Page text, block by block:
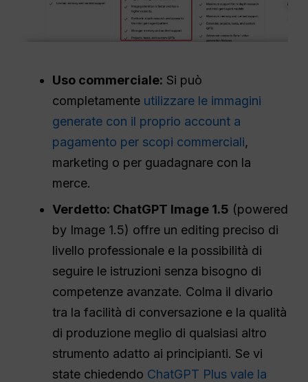
Uso commerciale: Si può
completamente utilizzare le immagini
generate con il proprio account a
pagamento per scopi commerciali,
marketing o per guadagnare con la
merce.
Verdetto: ChatGPT Image 1.5 (powered
by Image 1.5) offre un editing preciso di
livello professionale e la possibilità di
seguire le istruzioni senza bisogno di
competenze avanzate. Colma il divario
tra la facilità di conversazione e la qualità
di produzione meglio di qualsiasi altro
strumento adatto ai principianti. Se vi
state chiedendo ChatGPT Plus vale la